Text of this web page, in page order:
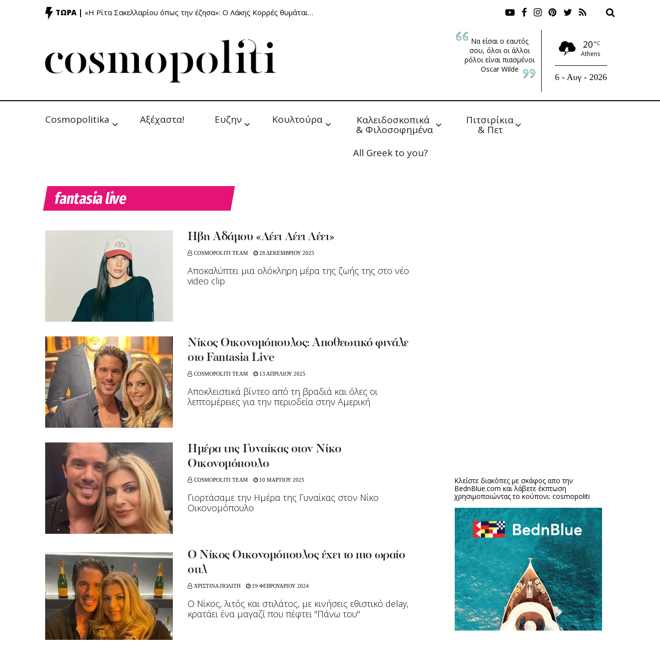
ΤΩΡΑ | «Η Ρίτα Σακελλαρίου όπως την έζησα»: Ο Λάκης Κορρές θυμάται…
Να είσαι ο εαυτός
σου, όλοι οι άλλοι
ρόλοι είναι πιασμένοι
Oscar Wilde
20 °C
Athens
6 - Αυγ - 2026
Cosmopolitika Αξέχαστα! Ευζην Κουλτούρα Καλειδοσκοπικά
& Φιλοσοφημένα
Πιτσιρίκια
& Πετ
All Greek to you?
fantasia live
Ήβη Αδάμου «Λέει Λέει Λέει»
COSMOPOLITI TEAM 28 ΔΕΚΕΜΒΡΙΟΥ 2025
Aποκαλύπτει μια ολόκληρη μέρα της ζωής της στο νέο
video clip
Νίκος Οικονομόπουλος: Αποθεωτικό φινάλε
στο Fantasia Live
COSMOPOLITI TEAM 13 ΑΠΡΙΛΙΟΥ 2025
Αποκλειστικά βίντεο από τη βραδιά και όλες οι
λεπτομέρειες για την περιοδεία στην Αμερική
Hμέρα της Γυναίκας στον Νίκο
Οικονομόπουλο
COSMOPOLITI TEAM 10 ΜΑΡΤΙΟΥ 2025
Γιορτάσαμε την Ημέρα της Γυναίκας στον Νίκο
Οικονομόπουλο
O Nίκος Οικονομόπουλος έχει το πιο ωραίο
στιλ
ΧΡΙΣΤΙΝΑ ΠΟΛΙΤΗ 19 ΦΕΒΡΟΥΑΡΙΟΥ 2024
Ο Νίκος, λιτός και στιλάτος, με κινήσεις εθιστικό delay,
κρατάει ένα μαγαζί που πέφτει "Πάνω του"
Κλείστε διακόπες με σκάφος απο την
BednBlue.com και λάβετε έκπτωση
χρησιμοποιώντας το κούπονι: cosmopoliti